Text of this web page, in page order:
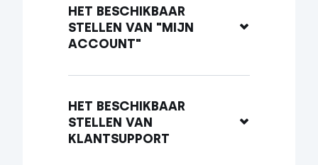
HET BESCHIKBAAR
STELLEN VAN "MIJN
ACCOUNT"
HET BESCHIKBAAR
STELLEN VAN
KLANTSUPPORT